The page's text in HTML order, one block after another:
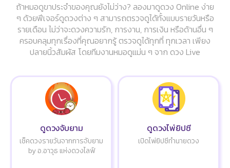
ถ้าหมอดูขาประจำของคุณยังไม่ว่าง? ลองมาดูดวง Online ง่าย
ๆ ด้วยฟีเจอร์ดูดวงต่าง ๆ สามารถตรวจดูได้ทั้งแบบรายวันหรือ
รายเดือน ไม่ว่าจะดวงความรัก, การงาน, การเงิน หรือด้านอื่น ๆ
ครอบคลุมทุกเรื่องที่คุณอยากรู้ ตรวจดูได้ทุกที่ ทุกเวลา เพียง
ปลายนิ้วสัมผัส โดยทีมงานหมอดูแม่น ๆ จาก ดวง Live
ดูดวงจับยาม
เช็คดวงรายวันจากการจับยาม
by อ.อาวุธ แห่งดวงไลฟ์
ดูดวงไพ่ยิปซี
เปิดไพ่ยิปซีทำนายดวง